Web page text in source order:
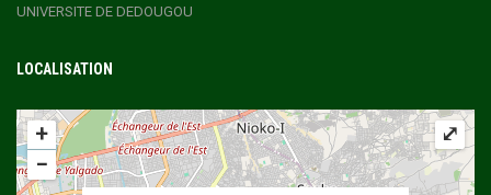
UNIVERSITE DE DEDOUGOU
LOCALISATION
+
−
⤢